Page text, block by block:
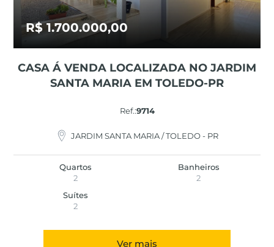
R$ 1.700.000,00
CASA Á VENDA LOCALIZADA NO JARDIM
SANTA MARIA EM TOLEDO-PR
Ref.:9714
JARDIM SANTA MARIA / TOLEDO - PR
Quartos
2
Banheiros
2
Suítes
2
Ver mais